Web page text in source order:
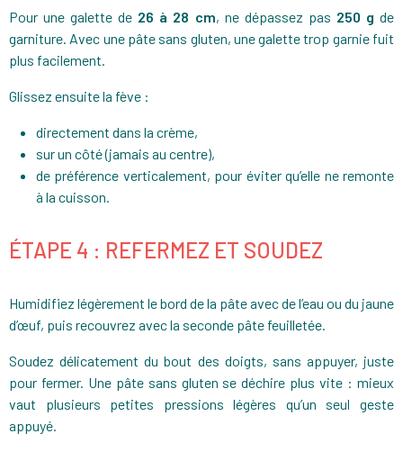
Pour une galette de 26 à 28 cm, ne dépassez pas 250 g de
garniture. Avec une pâte sans gluten, une galette trop garnie fuit
plus facilement.
Glissez ensuite la fève :
directement dans la crème,
sur un côté (jamais au centre),
de préférence verticalement, pour éviter qu’elle ne remonte
à la cuisson.
ÉTAPE 4 : REFERMEZ ET SOUDEZ
Humidifiez légèrement le bord de la pâte avec de l’eau ou du jaune
d’œuf, puis recouvrez avec la seconde pâte feuilletée.
Soudez délicatement du bout des doigts, sans appuyer, juste
pour fermer. Une pâte sans gluten se déchire plus vite : mieux
vaut plusieurs petites pressions légères qu’un seul geste
appuyé.